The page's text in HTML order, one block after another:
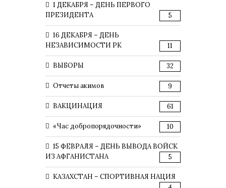
1 ДЕКАБРЯ – ДЕНЬ ПЕРВОГО
ПРЕЗИДЕНТА
5
16 ДЕКАБРЯ – ДЕНЬ
НЕЗАВИСИМОСТИ РК
11
ВЫБОРЫ 32
Отчеты акимов 9
ВАКЦИНАЦИЯ 61
«Час добропорядочности» 10
15 ФЕВРАЛЯ – ДЕНЬ ВЫВОДА ВОЙСК
ИЗ АФГАНИСТАНА
5
КАЗАХСТАН – СПОРТИВНАЯ НАЦИЯ